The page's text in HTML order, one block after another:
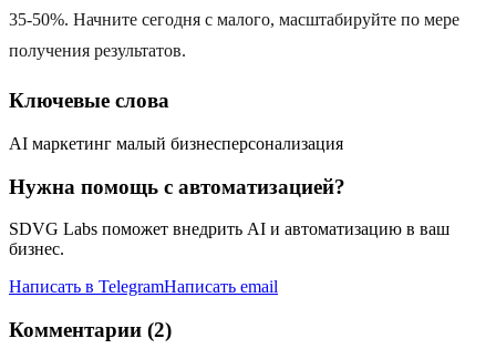
35-50%. Начните сегодня с малого, масштабируйте по мере
получения результатов.
Ключевые слова
AI маркетинг малый бизнесперсонализация
Нужна помощь с автоматизацией?
SDVG Labs поможет внедрить AI и автоматизацию в ваш
бизнес.
Написать в TelegramНаписать email
Комментарии (2)